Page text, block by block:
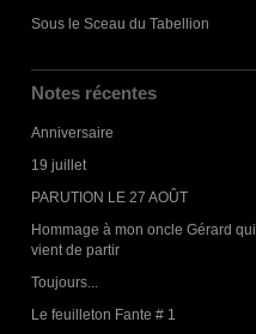
Sous le Sceau du Tabellion
Notes récentes
Anniversaire
19 juillet
PARUTION LE 27 AOÛT
Hommage à mon oncle Gérard qui
vient de partir
Toujours...
Le feuilleton Fante # 1